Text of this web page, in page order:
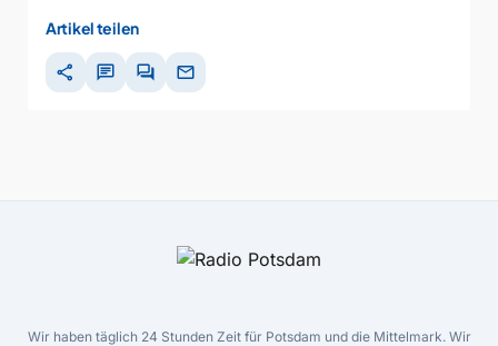
Artikel teilen
share chat forum mail
Wir haben täglich 24 Stunden Zeit für Potsdam und die Mittelmark. Wir